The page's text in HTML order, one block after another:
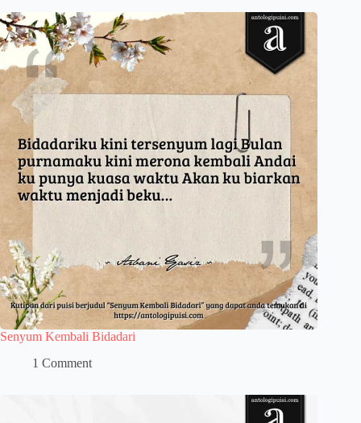
Senyum Kembali Bidadari
1 Comment